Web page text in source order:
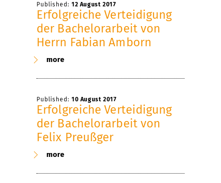
Published: 12 August 2017
Erfolgreiche Verteidigung
der Bachelorarbeit von
Herrn Fabian Amborn
more
Published: 10 August 2017
Erfolgreiche Verteidigung
der Bachelorarbeit von
Felix Preußger
more